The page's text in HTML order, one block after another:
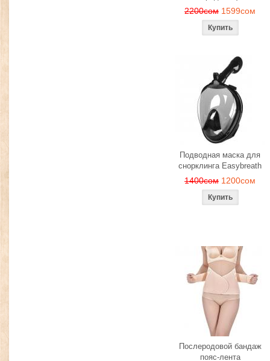
2200сом 1599сом
Подводная маска для
снорклинга Easybreath
1400сом 1200сом
Послеродовой бандаж
пояс-лента